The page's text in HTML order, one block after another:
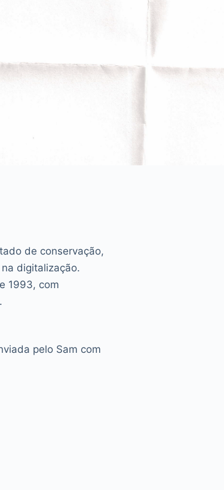
de conservação,
digitalização.
1993, com
pelo Sam com